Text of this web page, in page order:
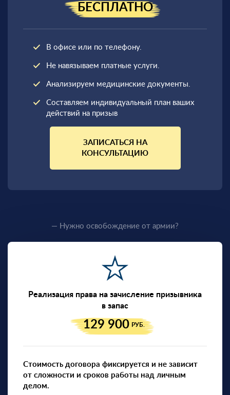
БЕСПЛАТНО
В офисе или по телефону.
Не навязываем платные услуги.
Анализируем медицинские документы.
Составляем индивидуальный план ваших
действий на призыв
ЗАПИСАТЬСЯ НА
КОНСУЛЬТАЦИЮ
— Нужно освобождение от армии?
Реализация права на зачисление призывника
в запас
129 900 РУБ.
Стоимость договора фиксируется и не зависит
от сложности и сроков работы над личным
делом.